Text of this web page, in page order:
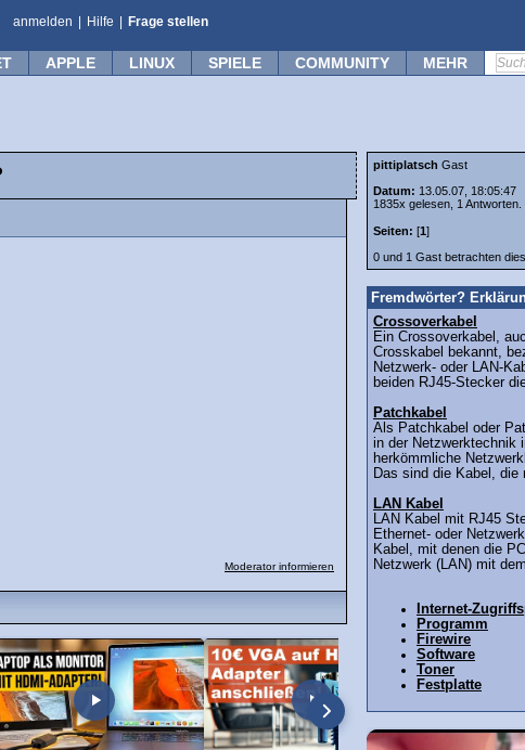
anmelden Hilfe Frage stellen
APPLE LINUX SPIELE COMMUNITY MEHR
Moderator informieren
pittiplatsch Gast
Datum: 13.05.07, 18:05:47
1835x gelesen, 1 Antworten.
Seiten: [1]
0 und 1 Gast betrachten
Fremdwörter?
Crossoverkabel
Ein Crossoverkabel,
Crosskabel bekannt,
Netzwerk- oder LAN-
beiden RJ45-Stecker
Patchkabel
Als Patchkabel oder
in der Netzwerktechnik
herkömmliche
Das sind die Kabel, die
LAN Kabel
LAN Kabel mit RJ45
Ethernet- oder
Kabel, mit denen die
Netzwerk (LAN) mit
Internet-
Programm
Firewire
Software
Toner
Festplatte